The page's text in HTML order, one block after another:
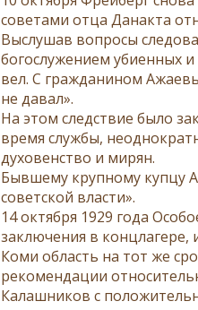
советами отца Данакта
Выслушав вопросы
богослужением убиенных
вел. С гражданином
не давал».
На этом следствие было
время службы,
духовенство и мирян.
Бывшему крупному купцу
советской власти».
14 октября 1929 года
заключения в концлагере,
Коми область на тот же
рекомендации
Калашников с